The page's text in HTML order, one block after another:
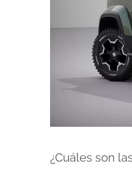
¿Cuáles son